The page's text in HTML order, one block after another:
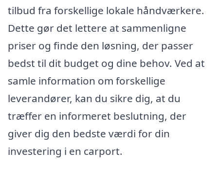
tilbud fra forskellige lokale håndværkere.
Dette gør det lettere at sammenligne
priser og finde den løsning, der passer
bedst til dit budget og dine behov. Ved at
samle information om forskellige
leverandører, kan du sikre dig, at du
træffer en informeret beslutning, der
giver dig den bedste værdi for din
investering i en carport.